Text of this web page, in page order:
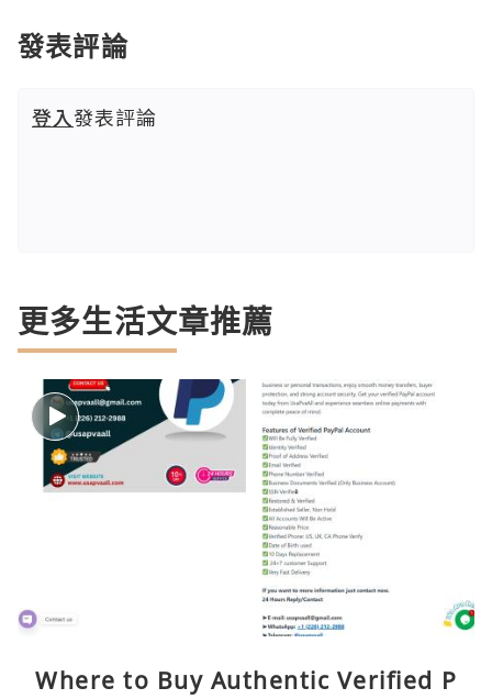
發表評論
登入發表評論
更多生活文章推薦
Where to Buy Authentic Verified P